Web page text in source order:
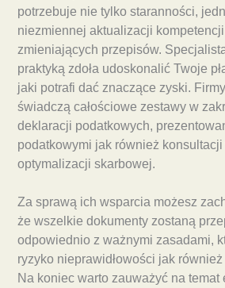
potrzebuje nie tylko staranności,
niezmiennej aktualizacji
zmieniających przepisów.
praktyką zdoła udoskonalić Twoje
jaki potrafi dać znaczące zyski.
świadczą całościowe zestawy w
deklaracji podatkowych,
podatkowymi jak również
optymalizacji skarbowej.
Za sprawą ich wsparcia możesz
że wszelkie dokumenty zostaną
odpowiednio z ważnymi zasadami,
ryzyko nieprawidłowości jak
Na koniec warto zauważyć na temat